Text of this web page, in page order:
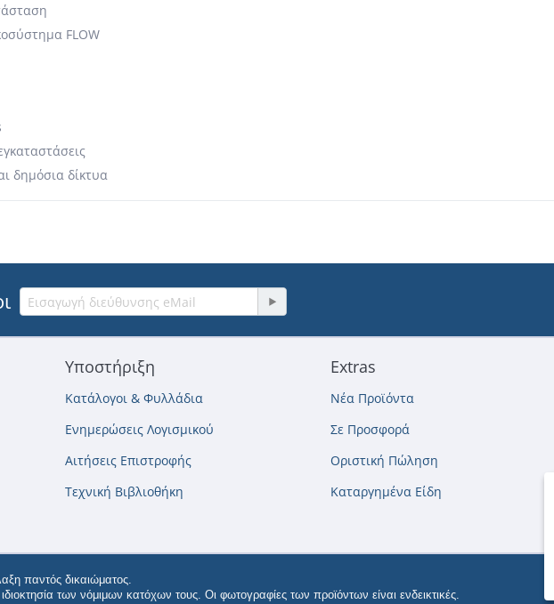
FLOW
δημόσια δίκτυα
Υποστήριξη
Κατάλογοι & Φυλλάδια
Ενημερώσεις Λογισμικού
Αιτήσεις Επιστροφής
Τεχνική Βιβλιοθήκη
Extras
Νέα Προϊόντα
Σε Προσφορά
Οριστική Πώληση
Καταργημένα Είδη
παντός δικαιώματος.
των νόμιμων κατόχων τους. Οι φωτογραφίες των προϊόντων είναι ενδεικτικές.